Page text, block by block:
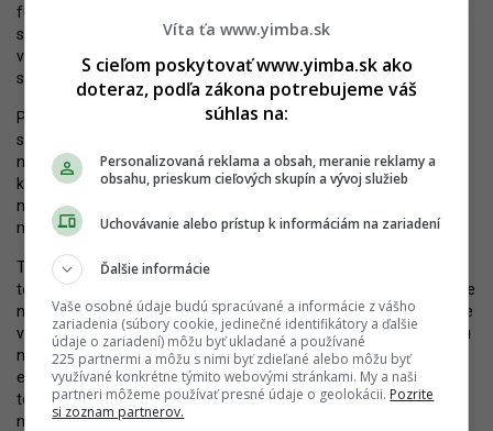
funkcionára, na ktorého sa v rámci odstraňovania komunistických
symbolov po roku 1989 zabudlo. Symbolicky by Hrob neznámeho
vojaka dobre súvisel so susedným Námestím slobody – tej istej
slobody, za ktorú daný vojak položil život.
Podobne je na tom aj Slavín, ktorý je dnes síce pamätníkom
sovietskej armády, jeho areál je ale dostatočne veľký na to, aby
mohol byť dotvorený takýmto protokolárnym miestom. Slavín je
koniec-koncov na štátnické podujatia bežne využívaný. Hrob
neznámeho vojaka by tu bol adekvátnym prvkom a Slavín by sa
mohol premeniť na symbolickú akropolu padlých vo vojnách.
Tak či onak, dielo s najväčšou pravdepodobnosťou vznikne ešte
tento rok. Asi už nebude sily, ktorá by iniciovala jeho premiestnenie
na vhodnejšie miesto. K presunu sôch a pamätníkov je v Bratislave
v poslednom období vo všeobecnosti len malá ochota, bez ohľadu
na to, ako zapadajú do prostredia, či sú vhodné a akú majú
estetickú úroveň. Okolie pripravovaného pamätníka na nábreží je
toho živým dôkazom. V súčasnosti je ľavobrežné nábrežie Dunaja
najvýraznejším odkladiskom takýchto prvkov v meste, čo je
Víta ťa www.yimba.sk
S cieľom poskytovať www.yimba.sk ako
doteraz, podľa zákona potrebujeme váš
súhlas na:
Personalizovaná reklama a obsah, meranie reklamy a
obsahu, prieskum cieľových skupín a vývoj služieb
Uchovávanie alebo prístup k informáciám na zariadení
Ďalšie informácie
Vaše osobné údaje budú spracúvané a informácie z vášho
zariadenia (súbory cookie, jedinečné identifikátory a ďalšie
údaje o zariadení) môžu byť ukladané a používané
225 partnermi a môžu s nimi byť zdieľané alebo môžu byť
využívané konkrétne týmito webovými stránkami. My a naši
partneri môžeme používať presné údaje o geolokácii. Pozrite
si zoznam partnerov.